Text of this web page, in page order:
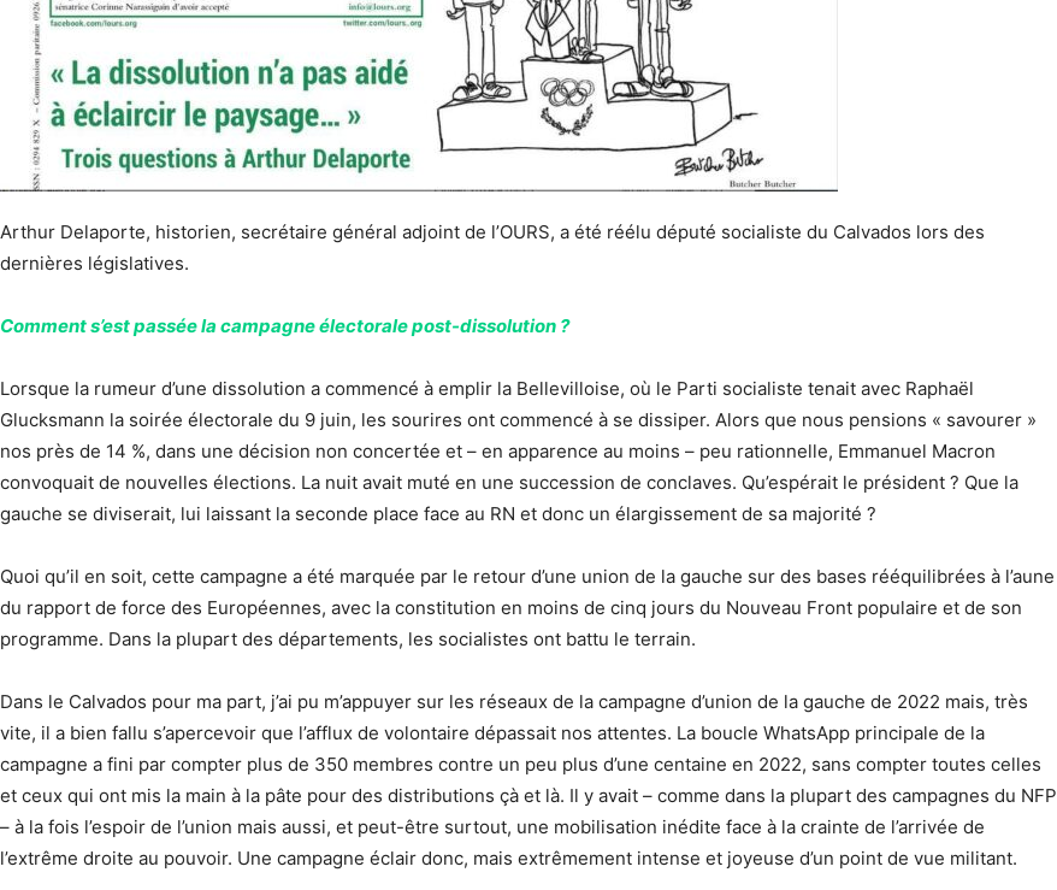
Arthur Delaporte, historien, secrétaire général adjoint de l’OURS, a été réélu député socialiste du Calvados lors des
dernières législatives.
Comment s’est passée la campagne électorale post-dissolution ?
Lorsque la rumeur d’une dissolution a commencé à emplir la Bellevilloise, où le Parti socialiste tenait avec Raphaël
Glucksmann la soirée électorale du 9 juin, les sourires ont commencé à se dissiper. Alors que nous pensions « savourer »
nos près de 14 %, dans une décision non concertée et – en apparence au moins – peu rationnelle, Emmanuel Macron
convoquait de nouvelles élections. La nuit avait muté en une succession de conclaves. Qu’espérait le président ? Que la
gauche se diviserait, lui laissant la seconde place face au RN et donc un élargissement de sa majorité ?
Quoi qu’il en soit, cette campagne a été marquée par le retour d’une union de la gauche sur des bases rééquilibrées à l’aune
du rapport de force des Européennes, avec la constitution en moins de cinq jours du Nouveau Front populaire et de son
programme. Dans la plupart des départements, les socialistes ont battu le terrain.
Dans le Calvados pour ma part, j’ai pu m’appuyer sur les réseaux de la campagne d’union de la gauche de 2022 mais, très
vite, il a bien fallu s’apercevoir que l’afflux de volontaire dépassait nos attentes. La boucle WhatsApp principale de la
campagne a fini par compter plus de 350 membres contre un peu plus d’une centaine en 2022, sans compter toutes celles
et ceux qui ont mis la main à la pâte pour des distributions çà et là. Il y avait – comme dans la plupart des campagnes du NFP
– à la fois l’espoir de l’union mais aussi, et peut-être surtout, une mobilisation inédite face à la crainte de l’arrivée de
l’extrême droite au pouvoir. Une campagne éclair donc, mais extrêmement intense et joyeuse d’un point de vue militant.